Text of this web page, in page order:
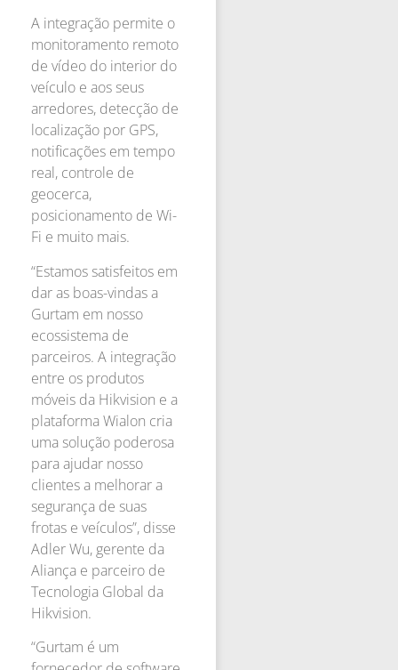
A integração permite o
monitoramento remoto
de vídeo do interior do
veículo e aos seus
arredores, detecção de
localização por GPS,
notificações em tempo
real, controle de
geocerca,
posicionamento de Wi-
Fi e muito mais.
“Estamos satisfeitos em
dar as boas-vindas a
Gurtam em nosso
ecossistema de
parceiros. A integração
entre os produtos
móveis da Hikvision e a
plataforma Wialon cria
uma solução poderosa
para ajudar nosso
clientes a melhorar a
segurança de suas
frotas e veículos”, disse
Adler Wu, gerente da
Aliança e parceiro de
Tecnologia Global da
Hikvision.
“Gurtam é um